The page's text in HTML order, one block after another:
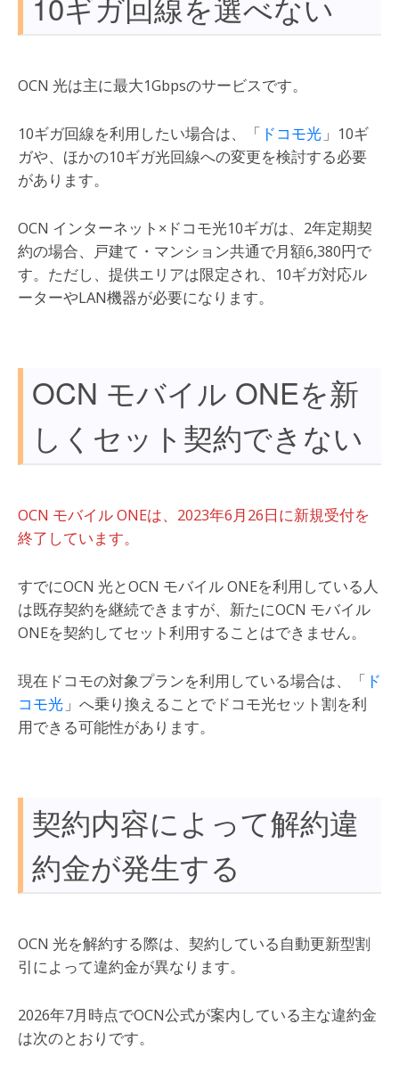
OCN 光は主に最大1Gbpsのサービスです。
10ギガ回線を利用したい場合は、「 ドコモ光 」10ギ
ガや、ほかの10ギガ光回線への変更を検討する必要
があります。
OCN インターネット×ドコモ光10ギガは、2年定期契
約の場合、戸建て・マンション共通で月額6,380円で
す。ただし、提供エリアは限定され、10ギガ対応ル
ーターやLAN機器が必要になります。
OCN モバイル ONEを新
しくセット契約できない
OCN モバイル ONEは、2023年6月26日に新規受付を
終了しています。
すでにOCN 光とOCN モバイル ONEを利用している人
は既存契約を継続できますが、新たにOCN モバイル
ONEを契約してセット利用することはできません。
現在ドコモの対象プランを利用している場合は、「 ド
コモ光 」へ乗り換えることでドコモ光セット割を利
用できる可能性があります。
契約内容によって解約違
約金が発生する
OCN 光を解約する際は、契約している自動更新型割
引によって違約金が異なります。
2026年7月時点でOCN公式が案内している主な違約金
は次のとおりです。